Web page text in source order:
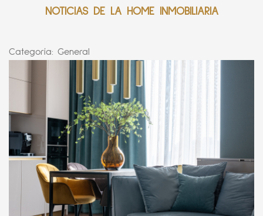
NOTICIAS DE LA HOME INMOBILIARIA
Categoría: General